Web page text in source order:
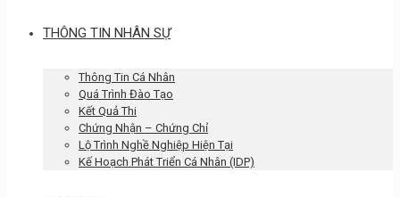
THÔNG TIN NHÂN SỰ
Thông Tin Cá Nhân
Quá Trình Đào Tạo
Kết Quả Thi
Chứng Nhận – Chứng Chỉ
Lộ Trình Nghề Nghiệp Hiện Tại
Kế Hoạch Phát Triển Cá Nhân (IDP)